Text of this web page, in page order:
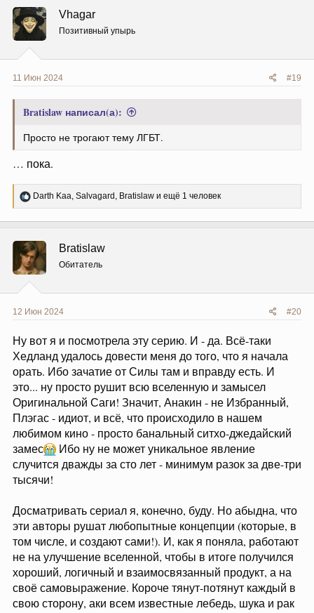
ц
и
и
:
Vhagar
Позитивный упырь
11 Июн 2024 #19
Bratislaw написал(а):
Просто не трогают тему ЛГБТ.
… пока.
Р
е
ц
и
и
:
Darth Kaa, Salvagard, Bratislaw и ещё 1 человек
Bratislaw
Обитатель
12 Июн 2024 #20
Ну вот я и посмотрела эту серию. И - да. Всё-таки
Хедланд удалось довести меня до того, что я начала
орать. Ибо зачатие от Силы там и вправду есть. И
это... ну просто рушит всю вселенную и замысел
Оригинальной Саги! Значит, Анакин - не Избранный,
Плэгас - идиот, и всё, что происходило в нашем
любимом кино - просто банальный ситхо-джедайский
замес
Ибо ну не может уникальное явление
случится дважды за сто лет - минимум разок за две-три
тысячи!
Досматривать сериал я, конечно, буду. Но абыдна, что
эти авторы рушат любопытные концепции (которые, в
том числе, и создают сами!). И, как я поняла, работают
не на улучшение вселенной, чтобы в итоге получился
хороший, логичный и взаимосвязанный продукт, а на
своё самовыражение. Короче тянут-потянут каждый в
свою сторону, аки всем известные лебедь, шука и рак